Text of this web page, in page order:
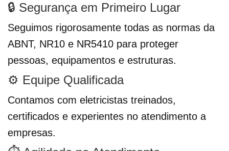
🔒 Segurança em Primeiro Lugar
Seguimos rigorosamente todas as normas da
ABNT, NR10 e NR5410 para proteger
pessoas, equipamentos e estruturas.
⚙️ Equipe Qualificada
Contamos com eletricistas treinados,
certificados e experientes no atendimento a
empresas.